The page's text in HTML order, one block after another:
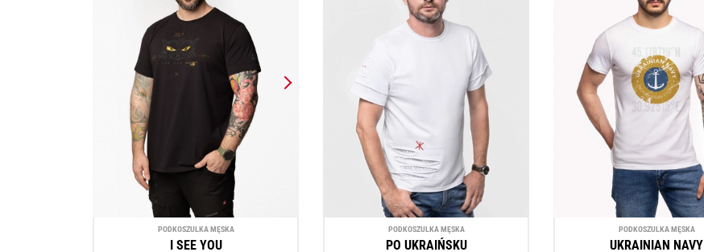
PODKOSZULKA MĘSKA
I SEE YOU
PODKOSZULKA MĘSKA
PO UKRAIŃSKU
PODKOSZULKA MĘSKA
UKRAINIAN NAVY